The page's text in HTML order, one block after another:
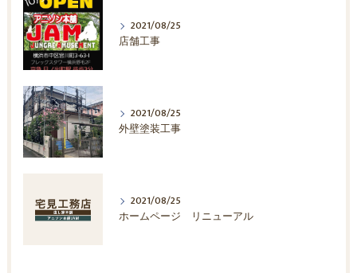
2021/08/25
店舗工事
2021/08/25
外壁塗装工事
2021/08/25
ホームページ リニューアル